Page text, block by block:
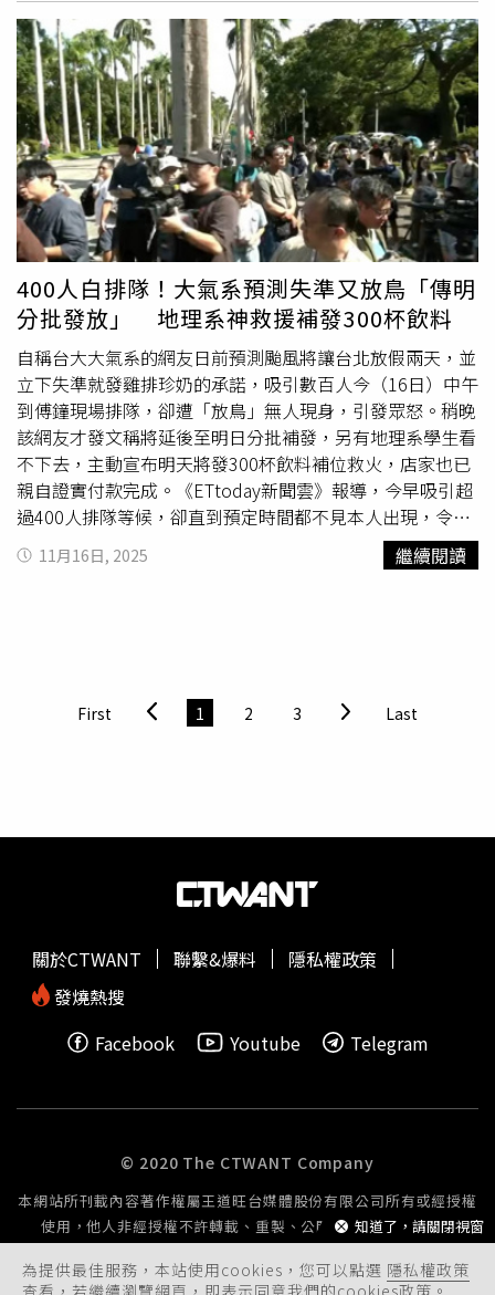
排與珍奶」，若完全沒有放假就各請300份，結果預測失
準，該名自稱台大學生發文稱願賭服輸，但因實在沒錢，珍
奶改為100杯，雞排仍維持300片。原定今天中午要在台大
發放雞排跟珍奶，吸引大批民眾一早前往排隊，結果時間一
到，該名自稱台大學生並未現身，讓大排長龍的民眾感到失
望。台大稍早發布聲明指出，相關貼文是透過匿名平台發
布，台大無從確認發文者身分，遑論是否為台大學生，發文
者應審慎考量資訊正確性與可能影響，自負法律責任。台大
呼籲媒體與大眾，在報導與轉載時，應認清網路謠言匿名與
假訊息充斥的特質，避免將匿名貼文直接等同於臺大師生或
特定學系，以免誤導社會。一名自稱台大大氣系學生因預測
鳳凰颱風台北市會兩架兩天失準，原定今天中午要發放雞排
卻爽約。（圖／報系資料照）台大表示，校園空間主要用途
在於教學與研究，任何可能吸引大量校內外人潮聚集的活
動，均應事前依規定向相關單位申請與審核，妥善評估對校
園安全、秩序等影響。此事件未依正式程序申請，卻引發大
量人士聚集校內，不符合台大對公共空間合理使用與維護秩
序的原則。台大不鼓勵、亦不支持此類未經核准的活動，必
要時將依相關規定予以勸導或制止。台大表示，校園空間主
要用途在於教學與研究，任何可能吸引大量校內外人潮聚集
的活動，均應事前依規定向相關單位申請與審核，妥善評估
400人白排隊！大氣系預測失準又放鳥「傳明
分批發放」 地理系神救援補發300杯飲料
自稱台大大氣系的網友日前預測颱風將讓台北放假兩天，並
立下失準就發雞排珍奶的承諾，吸引數百人今（16日）中午
到傅鐘現場排隊，卻遭「放鳥」無人現身，引發眾怒。稍晚
該網友才發文稱將延後至明日分批補發，另有地理系學生看
不下去，主動宣布明天將發300杯飲料補位救火，店家也已
親自證實付款完成。《ETtoday新聞雲》報導，今早吸引超
過400人排隊等候，卻直到預定時間都不見本人出現，令許
多人傻眼直呼「被放
」。現場有從新店特地前來的民
眾，表示早上8點半就到場，苦等三小時仍無所獲。這起風
賭服輸」，最終等到中午12點半仍不見主辦者身影，許多人
怒氣難平，批評「根本詐騙系」。事後「黑特帝大」社團出
號碼，防止重複領取，還加碼抽出三人送台大圖書館自選書
日）中午12點在「丘森茶室 北車微風店」免費發放300杯飲
料，先到先領，更強調「學長已經付款完成」。對此，丘森
長已付清。」以下為「黑特帝大」社團出現一則以「台大大
氣系」名義發布的貼文公告：● 地點：台灣大學傅鐘● 時
18:00）● 領取方式：現場發放號碼牌，憑學生證號登記，
11月16日, 2025 繼續閱讀
First 1 2 3 Last
為提供最佳服務，本站使用cookies，您可以點選 隱私權政策
查看，若繼續瀏覽網頁，即表示同意我們的cookies政策。
知道了，請關閉視窗
關於CTWANT 聯繫&爆料
隱私權政策
發燒熱搜
Facebook
Youtube Telegram
© 2020 The CTWANT Company
本網站所刊載內容著作權屬王道旺台媒體股份有限公司所有或經授權
使用，他人非經授權不許轉載、重製、公開播送或公開傳輸。